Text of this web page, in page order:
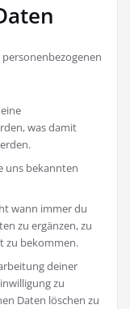
was damit
uns bekannten
wann immer du
zu ergänzen, zu
zu bekommen.
deiner
zu
Daten löschen zu